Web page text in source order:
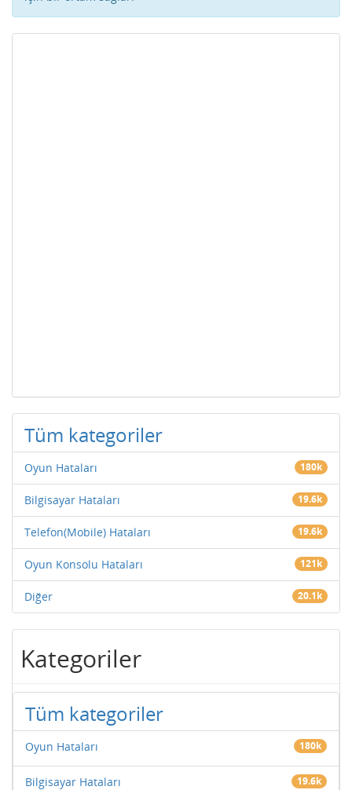
Tüm kategoriler
Oyun Hataları 180k
Bilgisayar Hataları 19.6k
Telefon(Mobile) Hataları 19.6k
Oyun Konsolu Hataları 121k
Diğer 20.1k
Kategoriler
Tüm kategoriler
Oyun Hataları 180k
Bilgisayar Hataları 19.6k